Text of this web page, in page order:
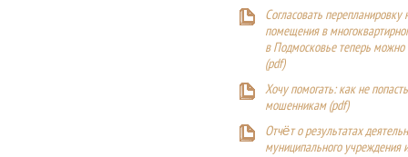
Согласовать перепланировку
помещения в
в Подмосковье теперь можно
(pdf)
Хочу помогать: как не
мошенникам (pdf)
Отчёт о результатах
муниципального учреждения